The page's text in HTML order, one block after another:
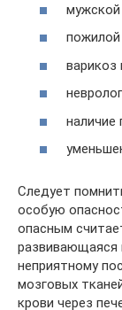
мужской
пожилой
варикоз
наличие
Следует
особую
опасным
развивающаяся
неприятному
мозговых
крови через